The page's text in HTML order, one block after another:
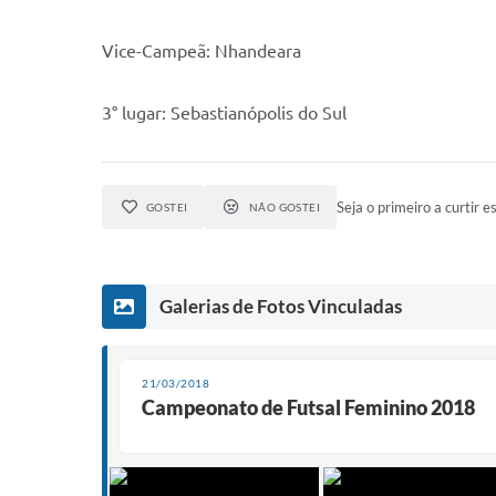
Vice-Campeã: Nhandeara
3° lugar: Sebastianópolis do Sul
GOSTEI NÃO GOSTEI Seja o primeiro a curtir
Galerias de Fotos Vinculadas
21/03/2018
Campeonato de Futsal Feminino 2018